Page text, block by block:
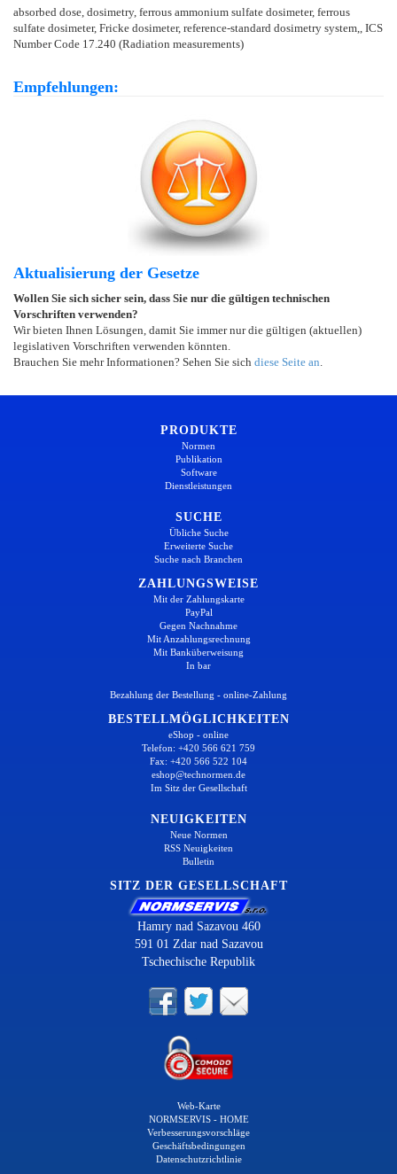
absorbed dose, dosimetry, ferrous ammonium sulfate dosimeter, ferrous
sulfate dosimeter, Fricke dosimeter, reference-standard dosimetry system,, ICS
Number Code 17.240 (Radiation measurements)
Empfehlungen:
Aktualisierung der Gesetze
Wollen Sie sich sicher sein, dass Sie nur die gültigen technischen
Vorschriften verwenden?
Wir bieten Ihnen Lösungen, damit Sie immer nur die gültigen (aktuellen)
legislativen Vorschriften verwenden könnten.
Brauchen Sie mehr Informationen? Sehen Sie sich diese Seite an
PRODUKTE
Normen
Publikation
Software
Dienstleistungen
SUCHE
Übliche Suche
Erweiterte Suche
Suche nach Branchen
ZAHLUNGSWEISE
Mit der Zahlungskarte
PayPal
Gegen Nachnahme
Mit Anzahlungsrechnung
Mit Banküberweisung
In bar
Bezahlung der Bestellung - online-Zahlung
BESTELLMÖGLICHKEITEN
eShop - online
Telefon: +420 566 621 759
Fax: +420 566 522 104
eshop@technormen.de
Im Sitz der Gesellschaft
NEUIGKEITEN
Neue Normen
RSS Neuigkeiten
Bulletin
SITZ DER GESELLSCHAFT
Hamry nad Sazavou 460
591 01 Zdar nad Sazavou
Tschechische Republik
Web-Karte
NORMSERVIS - HOME
Verbesserungsvorschläge
Geschäftsbedingungen
Datenschutzrichtlinie